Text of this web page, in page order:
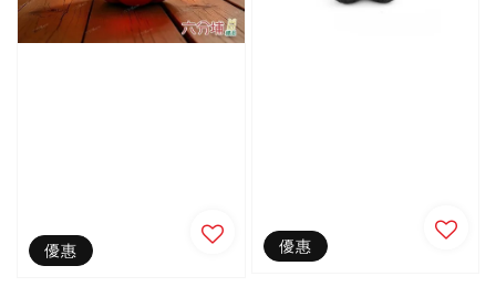
優惠 優惠